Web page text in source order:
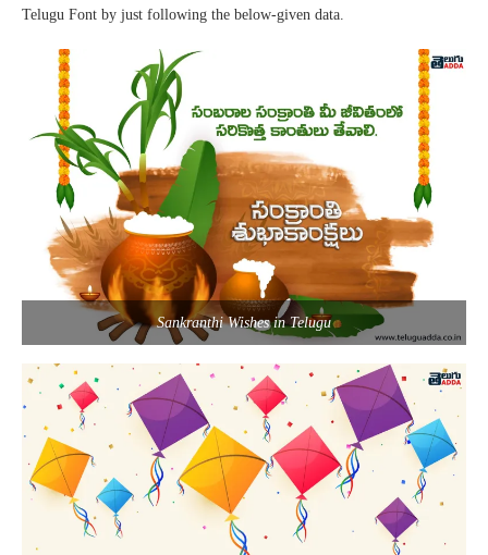
Telugu Font by just following the below-given data.
Sankranthi Wishes in Telugu